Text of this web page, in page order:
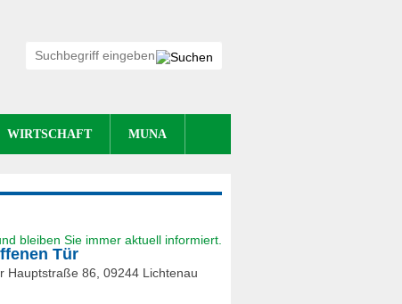
WIRTSCHAFT MUNA
Tür
Hauptstraße 86, 09244 Lichtenau